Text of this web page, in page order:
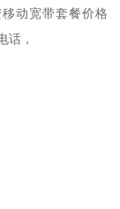
动宽带套餐价格
话，